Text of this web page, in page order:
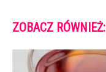
ZOBACZ RÓWNIEŻ: